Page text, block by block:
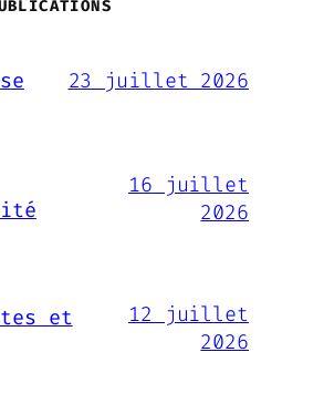
23 juillet 2026
16 juillet
2026
et
12 juillet
2026